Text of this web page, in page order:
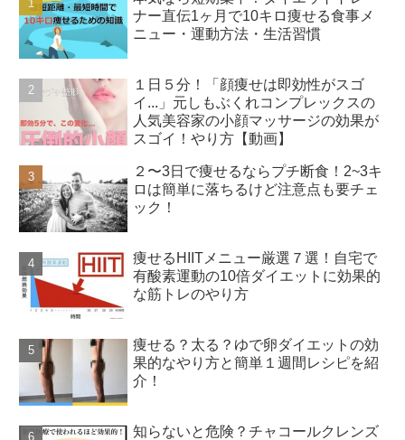
ナー直伝1ヶ月で10キロ痩せる食事メ
ニュー・運動方法・生活習慣
１日５分！「顔痩せは即効性がスゴ
イ...」元しもぶくれコンプレックスの
人気美容家の小顔マッサージの効果が
スゴイ！やり方【動画】
２〜3日で痩せるならプチ断食！2~3キ
ロは簡単に落ちるけど注意点も要チェ
ック！
痩せるHIITメニュー厳選７選！自宅で
有酸素運動の10倍ダイエットに効果的
な筋トレのやり方
痩せる？太る？ゆで卵ダイエットの効
果的なやり方と簡単１週間レシピを紹
介！
知らないと危険？チャコールクレンズ